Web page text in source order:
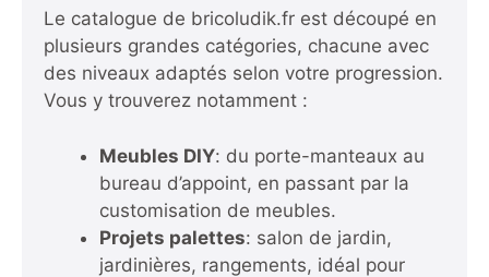
Le catalogue de bricoludik.fr est découpé en
plusieurs grandes catégories, chacune avec
des niveaux adaptés selon votre progression.
Vous y trouverez notamment :
Meubles DIY: du porte-manteaux au
bureau d’appoint, en passant par la
customisation de meubles.
Projets palettes: salon de jardin,
jardinières, rangements, idéal pour